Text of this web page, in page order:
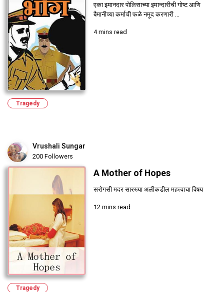
एका इमानदार पोलिसाच्या इमान्दारीची गोष्ट आणि
बैमानीच्या कर्माची फळे नमूद करणारी ...
4 mins read
Tragedy
Vrushali Sungar
200 Followers
A Mother of Hopes
सरोगसी मदर सारख्या अलीकडील महत्त्वाचा विषय
12 mins read
Tragedy